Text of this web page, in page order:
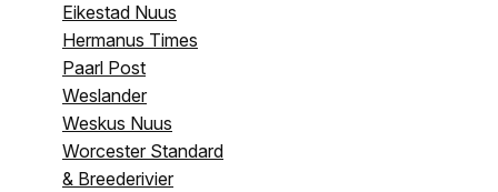
Eikestad Nuus
Hermanus Times
Paarl Post
Weslander
Weskus Nuus
Worcester Standard
& Breederivier